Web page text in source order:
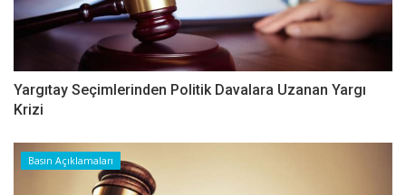
Yargıtay Seçimlerinden Politik Davalara Uzanan Yargı
Krizi
Basın Açıklamaları